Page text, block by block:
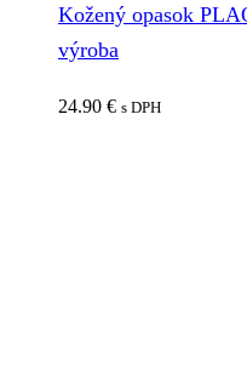
Kožený opasok
výroba
24.90 € s DPH